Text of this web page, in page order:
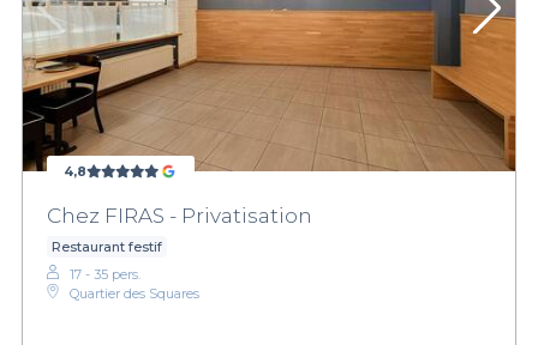
4,8
Chez FIRAS - Privatisation
Restaurant festif
17 - 35 pers.
Quartier des Squares